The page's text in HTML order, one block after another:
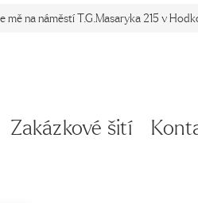
na náměstí T.G.Masaryka 215 v
Zakázkové šití